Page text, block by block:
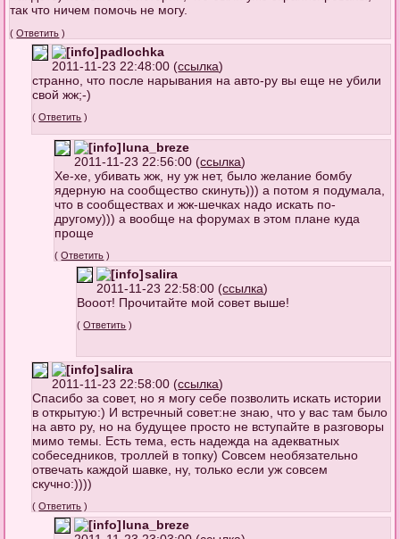
так что ничем помочь не могу.
(Ответить )
padlochka
2011-11-23 22:48:00 (ссылка)
странно, что после нарывания на авто-ру вы еще не убили
свой жж;-)
(Ответить )
luna_breze
2011-11-23 22:56:00 (ссылка)
Хе-хе, убивать жж, ну уж нет, было желание бомбу
ядерную на сообщество скинуть))) а потом я подумала,
что в сообществах и жж-шечках надо искать по-
другому))) а вообще на форумах в этом плане куда
проще
(Ответить )
salira
2011-11-23 22:58:00 (ссылка)
Вооот! Прочитайте мой совет выше!
(Ответить )
salira
2011-11-23 22:58:00 (ссылка)
Спасибо за совет, но я могу себе позволить искать истории
в открытую:) И встречный совет:не знаю, что у вас там было
на авто ру, но на будущее просто не вступайте в разговоры
мимо темы. Есть тема, есть надежда на адекватных
собеседников, троллей в топку) Совсем необязательно
отвечать каждой шавке, ну, только если уж совсем
скучно:))))
(Ответить )
luna_breze